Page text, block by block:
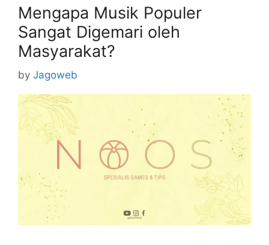
Mengapa Musik Populer
Sangat Digemari oleh
Masyarakat?
by Jagoweb